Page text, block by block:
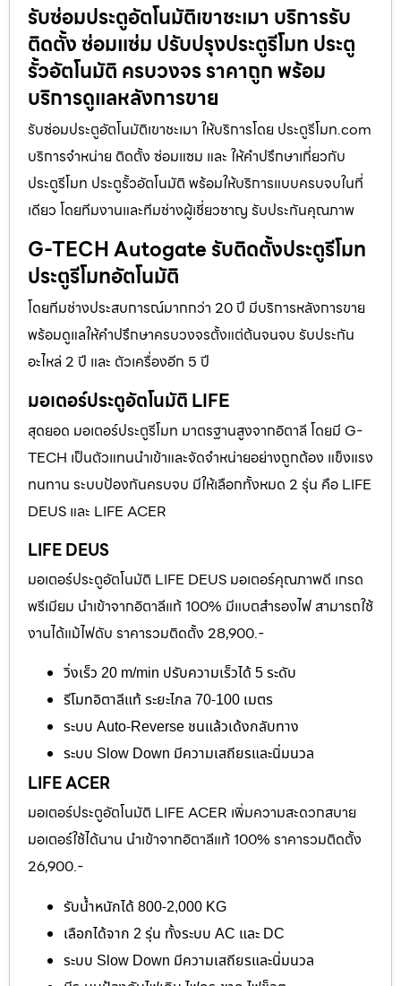
รับซ่อมประตูอัตโนมัติเขาชะเมา บริการรับ
ติดตั้ง ซ่อมแซ่ม ปรับปรุงประตูรีโมท ประตู
รั้วอัตโนมัติ ครบวงจร ราคาถูก พร้อม
บริการดูแลหลังการขาย
รับซ่อมประตูอัตโนมัติเขาชะเมา ให้บริการโดย ประตูรีโมท.com
บริการจำหน่าย ติดตั้ง ซ่อมแซม และ ให้คำปรึกษาเกี่ยวกับ
ประตูรีโมท ประตูรั้วอัตโนมัติ พร้อมให้บริการแบบครบจบในที่
เดียว โดยทีมงานและทีมช่างผู้เชี่ยวชาญ รับประกันคุณภาพ
G-TECH Autogate รับติดตั้งประตูรีโมท
ประตูรีโมทอัตโนมัติ
โดยทีมช่างประสบการณ์มากกว่า 20 ปี มีบริการหลังการขาย
พร้อมดูแลให้คำปรึกษาครบวงจรตั้งแต่ต้นจนจบ รับประกัน
อะไหล่ 2 ปี และ ตัวเครื่องอีก 5 ปี
มอเตอร์ประตูอัตโนมัติ LIFE
สุดยอด มอเตอร์ประตูรีโมท มาตรฐานสูงจากอิตาลี โดยมี G-
TECH เป็นตัวแทนนำเข้าและจัดจำหน่ายอย่างถูกต้อง แข็งแรง
ทนทาน ระบบป้องกันครบจบ มีให้เลือกทั้งหมด 2 รุ่น คือ LIFE
DEUS และ LIFE ACER
LIFE DEUS
มอเตอร์ประตูอัตโนมัติ LIFE DEUS มอเตอร์คุณภาพดี เกรด
พรีเมียม นำเข้าจากอิตาลีแท้ 100% มีแบตสำรองไฟ สามารถใช้
งานได้แม้ไฟดับ ราคารวมติดตั้ง 28,900.-
วิ่งเร็ว 20 m/min ปรับความเร็วได้ 5 ระดับ
รีโมทอิตาลีแท้ ระยะไกล 70-100 เมตร
ระบบ Auto-Reverse ชนแล้วเด้งกลับทาง
ระบบ Slow Down มีความเสถียรและนิ่มนวล
LIFE ACER
มอเตอร์ประตูอัตโนมัติ LIFE ACER เพิ่มความสะดวกสบาย
มอเตอร์ใช้ได้นาน นำเข้าจากอิตาลีแท้ 100% ราคารวมติดตั้ง
26,900.-
รับน้ำหนักได้ 800-2,000 KG
เลือกได้จาก 2 รุ่น ทั้งระบบ AC และ DC
ระบบ Slow Down มีความเสถียรและนิ่มนวล